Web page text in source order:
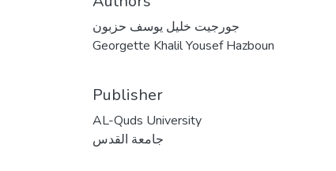
جورجيت خليل يوسف حزبون
Georgette Khalil Yousef Hazboun
Publisher
AL-Quds University
جامعة القدس